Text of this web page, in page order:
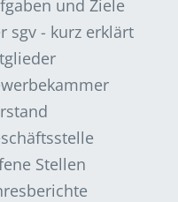
und Ziele
sgv - kurz erklärt
Stellen